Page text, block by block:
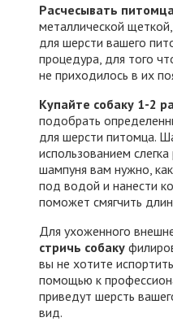
Расчесывать
металлической
для шерсти вашего
процедура, для того
не приходилось в их
Купайте собаку 1-2
подобрать
для шерсти питомца.
использованием
шампуня вам нужно,
под водой и нанести
поможет смягчить
Для ухоженного
стричь собаку
вы не хотите
помощью к
приведут шерсть
вид.